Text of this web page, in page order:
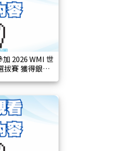
2026 WMI 世
賽 獲得銀獎!